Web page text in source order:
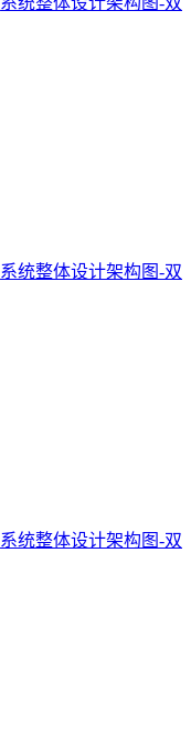
系统整体设计架构图-双
系统整体设计架构图-双